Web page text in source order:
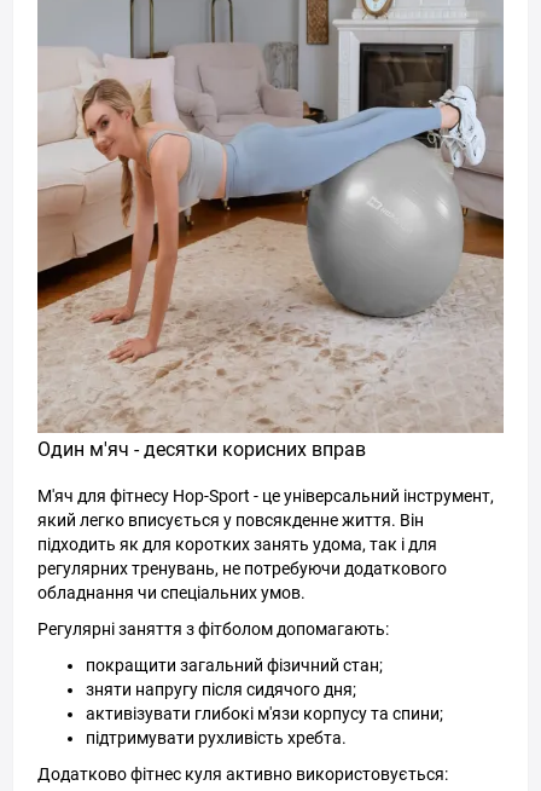
Один м'яч - десятки корисних вправ
М'яч для фітнесу Hop-Sport - це універсальний інструмент,
який легко вписується у повсякденне життя. Він
підходить як для коротких занять удома, так і для
регулярних тренувань, не потребуючи додаткового
обладнання чи спеціальних умов.
Регулярні заняття з фітболом допомагають:
покращити загальний фізичний стан;
зняти напругу після сидячого дня;
активізувати глибокі м'язи корпусу та спини;
підтримувати рухливість хребта.
Додатково фітнес куля активно використовується: